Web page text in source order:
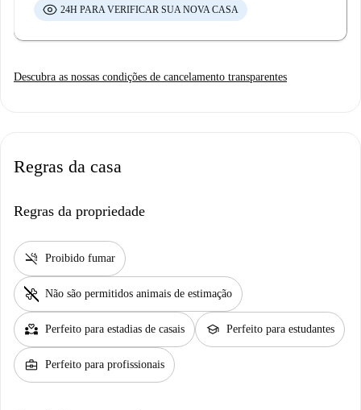
24H PARA VERIFICAR SUA NOVA CASA
Descubra as nossas condições de cancelamento transparentes
Regras da casa
Regras da propriedade
smoke_free Proibido fumar
pet_supplies Não são permitidos animais de estimação
partner_heart Perfeito para estadias de casais school Perfeito para estudantes
business_center Perfeito para profissionais